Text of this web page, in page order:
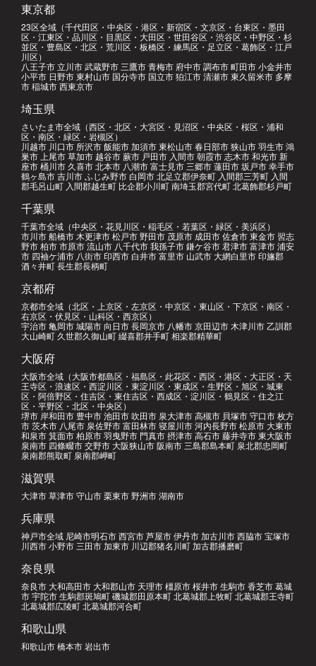
東京都
23区全域（千代田区・中央区・港区・新宿区・文京区・台東区・墨田
区・江東区・品川区・目黒区・大田区・世田谷区・渋谷区・中野区・杉
並区・豊島区・北区・荒川区・板橋区・練馬区・足立区・葛飾区・江戸
川区）
八王子市 立川市 武蔵野市 三鷹市 青梅市 府中市 調布市 町田市 小金井市
小平市 日野市 東村山市 国分寺市 国立市 狛江市 清瀬市 東久留米市 多摩
市 稲城市 西東京市
埼玉県
さいたま市全域（西区・北区・大宮区・見沼区・中央区・桜区・浦和
区・南区・緑区・岩槻区）
川越市 川口市 所沢市 飯能市 加須市 東松山市 春日部市 狭山市 羽生市 鴻
巣市 上尾市 草加市 越谷市 蕨市 戸田市 入間市 朝霞市 志木市 和光市 新
座市 桶川市 久喜市 北本市 八潮市 富士見市 三郷市 蓮田市 坂戸市 幸手市
鶴ヶ島市 吉川市 ふじみ野市 白岡市 北足立郡伊奈町 入間郡三芳町 入間
郡毛呂山町 入間郡越生町 比企郡小川町 南埼玉郡宮代町 北葛飾郡杉戸町
千葉県
千葉市全域（中央区・花見川区・稲毛区・若葉区・緑区・美浜区）
市川市 船橋市 木更津市 松戸市 野田市 茂原市 成田市 佐倉市 東金市 習志
野市 柏市 市原市 流山市 八千代市 我孫子市 鎌ケ谷市 君津市 富津市 浦安
市 四袖ケ浦市 八街市 印西市 白井市 富里市 山武市 大網白里市 印旛郡
酒々井町 長生郡長柄町
京都府
京都市全域（北区・上京区・左京区・中京区・東山区・下京区・南区・
右京区・伏見区・山科区・西京区）
宇治市 亀岡市 城陽市 向日市 長岡京市 八幡市 京田辺市 木津川市 乙訓郡
大山崎町 久世郡久御山町 綴喜郡井手町 相楽郡精華町
大阪府
大阪市全域（大阪市都島区・福島区・此花区・西区・港区・大正区・天
王寺区・浪速区・西淀川区・東淀川区・東成区・生野区・旭区・城東
区・阿倍野区・住吉区・東住吉区・西成区・淀川区・鶴見区・住之江
区・平野区・北区・中央区）
堺市 岸和田市 豊中市 池田市 吹田市 泉大津市 高槻市 貝塚市 守口市 枚方
市 茨木市 八尾市 泉佐野市 富田林市 寝屋川市 河内長野市 松原市 大東市
和泉市 箕面市 柏原市 羽曳野市 門真市 摂津市 高石市 藤井寺市 東大阪市
泉南市 四條畷市 交野市 大阪狭山市 阪南市 三島郡島本町 泉北郡忠岡町
泉南郡熊取町 泉南郡岬町
滋賀県
大津市 草津市 守山市 栗東市 野洲市 湖南市
兵庫県
神戸市全域 尼崎市明石市 西宮市 芦屋市 伊丹市 加古川市 西脇市 宝塚市
川西市 小野市 三田市 加東市 川辺郡猪名川町 加古郡播磨町
奈良県
奈良市 大和高田市 大和郡山市 天理市 橿原市 桜井市 生駒市 香芝市 葛城
市 宇陀市 生駒郡斑鳩町 磯城郡田原本町 北葛城郡上牧町 北葛城郡王寺町
北葛城郡広陵町 北葛城郡河合町
和歌山県
和歌山市 橋本市 岩出市